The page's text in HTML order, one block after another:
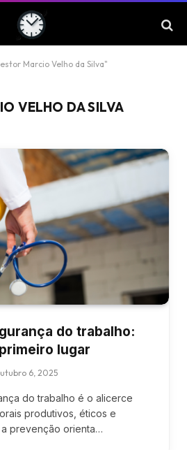
Marcio Velho da Silva"
VELHO DA SILVA
do trabalho:
lugar
6, 2025
do trabalho é o alicerce
produtivos, éticos e
prevenção orienta…